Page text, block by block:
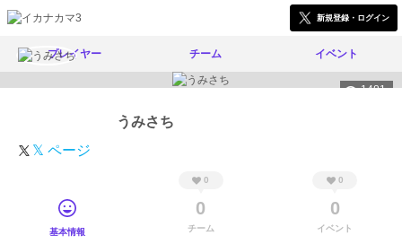
新規登録・ログイン
プレイヤー チーム イベント
1481
うみさち
𝕏 ページ
基本情報
0
0
チーム
0
0
イベント